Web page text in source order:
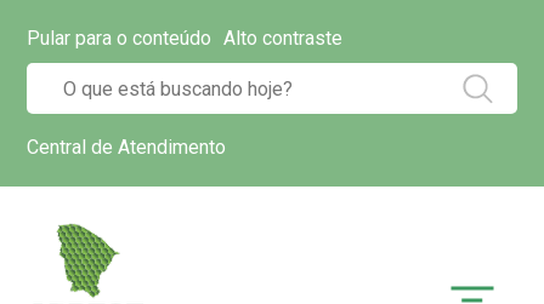
Pular para o conteúdo Alto contraste
Central de Atendimento